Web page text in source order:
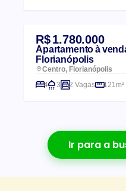
R$ 1.780.000
Apartamento à
Florianópolis
Centro, Florianópolis
4
3 2 Vagas 121m²
Ir para a